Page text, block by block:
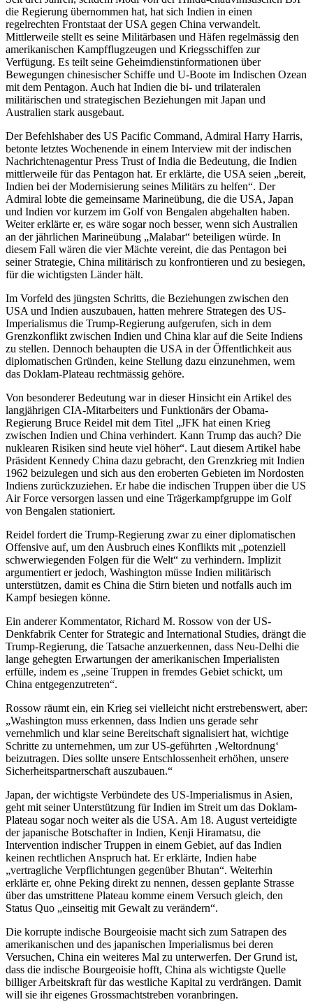
die Regierung übernommen hat, hat sich Indien in einen
regelrechten Frontstaat der USA gegen China verwandelt.
Mittlerweile stellt es seine Militärbasen und Häfen regelmässig den
amerikanischen Kampfflugzeugen und Kriegsschiffen zur
Verfügung. Es teilt seine Geheimdienstinformationen über
Bewegungen chinesischer Schiffe und U-Boote im Indischen Ozean
mit dem Pentagon. Auch hat Indien die bi- und trilateralen
militärischen und strategischen Beziehungen mit Japan und
Australien stark ausgebaut.
Der Befehlshaber des US Pacific Command, Admiral Harry Harris,
betonte letztes Wochenende in einem Interview mit der indischen
Nachrichtenagentur Press Trust of India die Bedeutung, die Indien
mittlerweile für das Pentagon hat. Er erklärte, die USA seien „bereit,
Indien bei der Modernisierung seines Militärs zu helfen“. Der
Admiral lobte die gemeinsame Marineübung, die die USA, Japan
und Indien vor kurzem im Golf von Bengalen abgehalten haben.
Weiter erklärte er, es wäre sogar noch besser, wenn sich Australien
an der jährlichen Marineübung „Malabar“ beteiligen würde. In
diesem Fall wären die vier Mächte vereint, die das Pentagon bei
seiner Strategie, China militärisch zu konfrontieren und zu besiegen,
für die wichtigsten Länder hält.
Im Vorfeld des jüngsten Schritts, die Beziehungen zwischen den
USA und Indien auszubauen, hatten mehrere Strategen des US-
Imperialismus die Trump-Regierung aufgerufen, sich in dem
Grenzkonflikt zwischen Indien und China klar auf die Seite Indiens
zu stellen. Dennoch behaupten die USA in der Öffentlichkeit aus
diplomatischen Gründen, keine Stellung dazu einzunehmen, wem
das Doklam-Plateau rechtmässig gehöre.
Von besonderer Bedeutung war in dieser Hinsicht ein Artikel des
langjährigen CIA-Mitarbeiters und Funktionärs der Obama-
Regierung Bruce Reidel mit dem Titel „JFK hat einen Krieg
zwischen Indien und China verhindert. Kann Trump das auch? Die
nuklearen Risiken sind heute viel höher“. Laut diesem Artikel habe
Präsident Kennedy China dazu gebracht, den Grenzkrieg mit Indien
1962 beizulegen und sich aus den eroberten Gebieten im Nordosten
Indiens zurückzuziehen. Er habe die indischen Truppen über die US
Air Force versorgen lassen und eine Trägerkampfgruppe im Golf
von Bengalen stationiert.
Reidel fordert die Trump-Regierung zwar zu einer diplomatischen
Offensive auf, um den Ausbruch eines Konflikts mit „potenziell
schwerwiegenden Folgen für die Welt“ zu verhindern. Implizit
argumentiert er jedoch, Washington müsse Indien militärisch
unterstützen, damit es China die Stirn bieten und notfalls auch im
Kampf besiegen könne.
Ein anderer Kommentator, Richard M. Rossow von der US-
Denkfabrik Center for Strategic and International Studies, drängt die
Trump-Regierung, die Tatsache anzuerkennen, dass Neu-Delhi die
lange gehegten Erwartungen der amerikanischen Imperialisten
erfülle, indem es „seine Truppen in fremdes Gebiet schickt, um
China entgegenzutreten“.
Rossow räumt ein, ein Krieg sei vielleicht nicht erstrebenswert, aber:
„Washington muss erkennen, dass Indien uns gerade sehr
vernehmlich und klar seine Bereitschaft signalisiert hat, wichtige
Schritte zu unternehmen, um zur US-geführten ‚Weltordnung‘
beizutragen. Dies sollte unsere Entschlossenheit erhöhen, unsere
Sicherheitspartnerschaft auszubauen.“
Japan, der wichtigste Verbündete des US-Imperialismus in Asien,
geht mit seiner Unterstützung für Indien im Streit um das Doklam-
Plateau sogar noch weiter als die USA. Am 18. August verteidigte
der japanische Botschafter in Indien, Kenji Hiramatsu, die
Intervention indischer Truppen in einem Gebiet, auf das Indien
keinen rechtlichen Anspruch hat. Er erklärte, Indien habe
„vertragliche Verpflichtungen gegenüber Bhutan“. Weiterhin
erklärte er, ohne Peking direkt zu nennen, dessen geplante Strasse
über das umstrittene Plateau komme einem Versuch gleich, den
Status Quo „einseitig mit Gewalt zu verändern“.
Die korrupte indische Bourgeoisie macht sich zum Satrapen des
amerikanischen und des japanischen Imperialismus bei deren
Versuchen, China ein weiteres Mal zu unterwerfen. Der Grund ist,
dass die indische Bourgeoisie hofft, China als wichtigste Quelle
billiger Arbeitskraft für das westliche Kapital zu verdrängen. Damit
will sie ihr eigenes Grossmachtstreben voranbringen.